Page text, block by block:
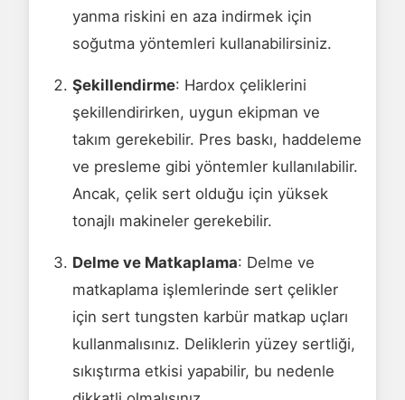
yanma riskini en aza indirmek için
soğutma yöntemleri kullanabilirsiniz.
Şekillendirme: Hardox çeliklerini
şekillendirirken, uygun ekipman ve
takım gerekebilir. Pres baskı, haddeleme
ve presleme gibi yöntemler kullanılabilir.
Ancak, çelik sert olduğu için yüksek
tonajlı makineler gerekebilir.
Delme ve Matkaplama: Delme ve
matkaplama işlemlerinde sert çelikler
için sert tungsten karbür matkap uçları
kullanmalısınız. Deliklerin yüzey sertliği,
sıkıştırma etkisi yapabilir, bu nedenle